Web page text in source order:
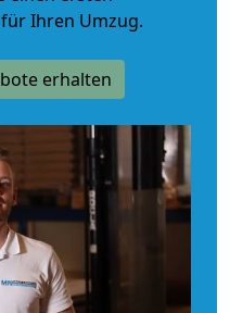
Ihren Umzug.
erhalten